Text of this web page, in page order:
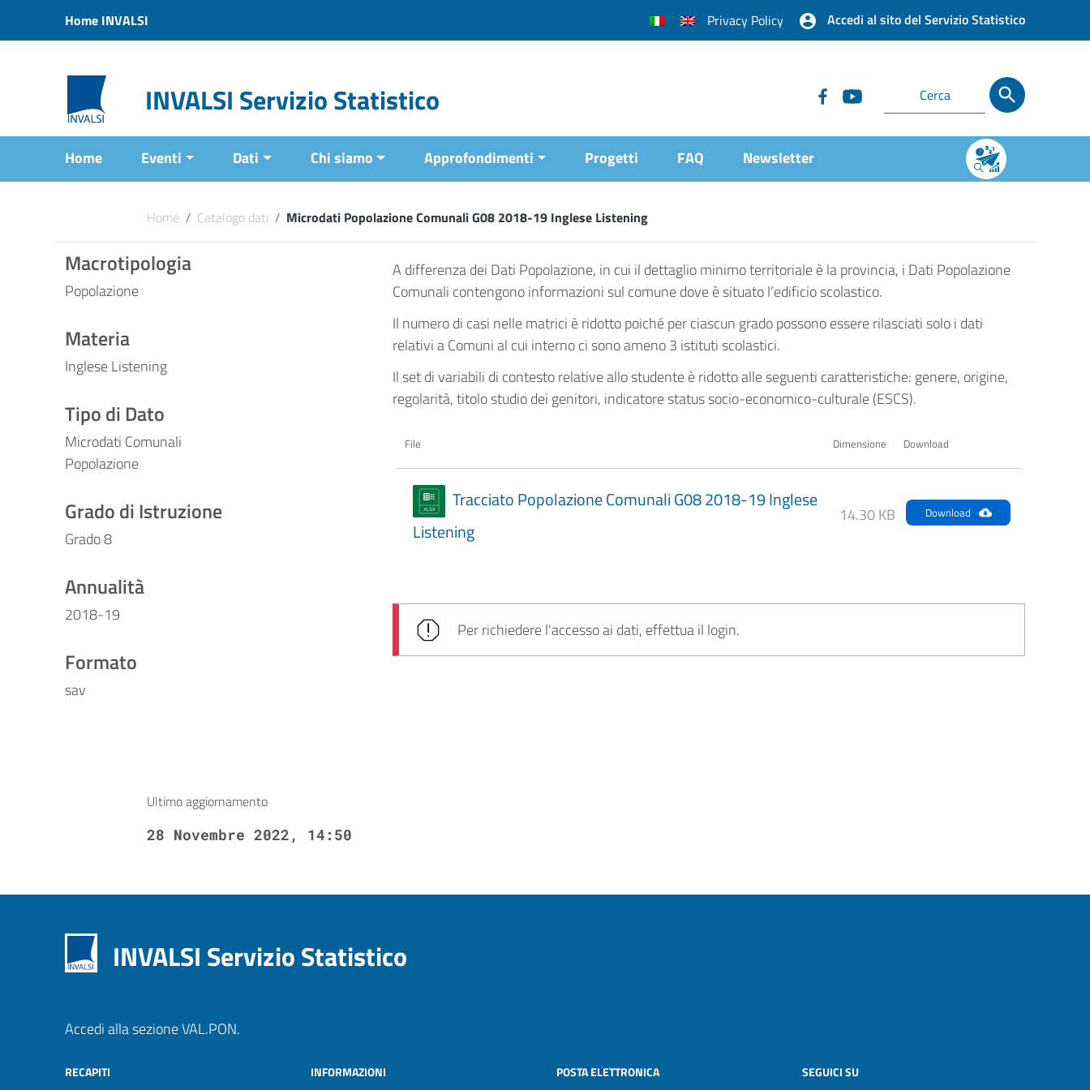
Vai al menu di navigazione
Home INVALSI Privacy Policy Accedi al sito del Servizio Statistico
INVALSI Servizio Statistico
Home Eventi Dati Chi siamo Approfondimenti Progetti FAQ Newsletter
Home / Catalogo dati / Microdati Popolazione Comunali G08 2018-19 Inglese Listening
Macrotipologia
Popolazione
Materia
Inglese Listening
Tipo di Dato
Microdati Comunali
Popolazione
Grado di Istruzione
Grado 8
Annualità
2018-19
Formato
sav
A differenza dei Dati Popolazione, in cui il dettaglio minimo territoriale è la provincia, i Dati Popolazione
Comunali contengono informazioni sul comune dove è situato l’edificio scolastico.
Il numero di casi nelle matrici è ridotto poiché per ciascun grado possono essere rilasciati solo i dati
relativi a Comuni al cui interno ci sono ameno 3 istituti scolastici.
Il set di variabili di contesto relative allo studente è ridotto alle seguenti caratteristiche: genere, origine,
regolarità, titolo studio dei genitori, indicatore status socio-economico-culturale (ESCS).
File Dimensione Download
Tracciato Popolazione Comunali G08 2018-19 Inglese
Listening
14.30 KB Download
Per richiedere l'accesso ai dati, effettua il login.
Ultimo aggiornamento
28 Novembre 2022, 14:50
INVALSI Servizio Statistico
Accedi alla sezione VAL.PON.
RECAPITI INFORMAZIONI POSTA ELETTRONICA SEGUICI SU